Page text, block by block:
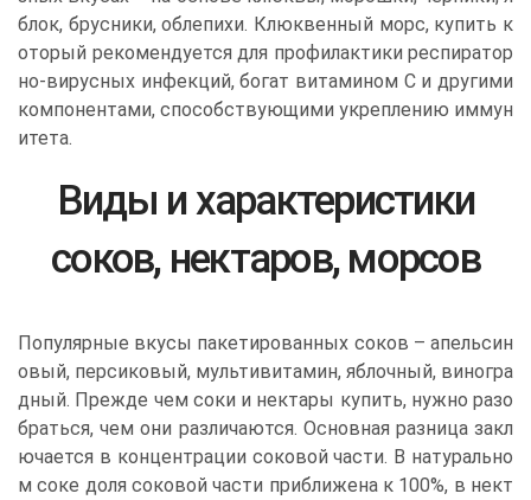
блок, брусники, облепихи. Клюквенный морс, купить к
оторый рекомендуется для профилактики респиратор
но-вирусных инфекций, богат витамином C и другими
компонентами, способствующими укреплению иммун
итета.
Виды и характеристики
соков, нектаров, морсов
Популярные вкусы пакетированных соков – апельсин
овый, персиковый, мультивитамин, яблочный, виногра
дный. Прежде чем соки и нектары купить, нужно разо
браться, чем они различаются. Основная разница закл
ючается в концентрации соковой части. В натурально
м соке доля соковой части приближена к 100%, в нект